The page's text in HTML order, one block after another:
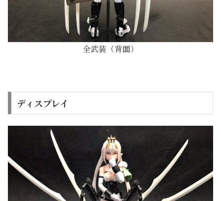
全武装（背面）
ディスプレイ